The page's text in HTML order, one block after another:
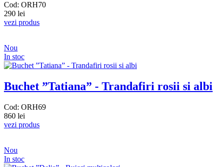
Cod: ORH70
290 lei
vezi produs
Nou
In stoc
Buchet ”Tatiana” - Trandafiri rosii si albi
Cod: ORH69
860 lei
vezi produs
Nou
In stoc